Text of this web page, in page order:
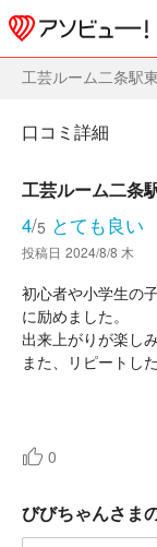
工芸ルーム二条駅東
口コミ詳細
工芸ルーム二条
4/5 とても良い
投稿日 2024/8/8 木
初心者や小学生の
に励めました。
出来上がりが楽しみ
また、リピートし
0
びびちゃんさま